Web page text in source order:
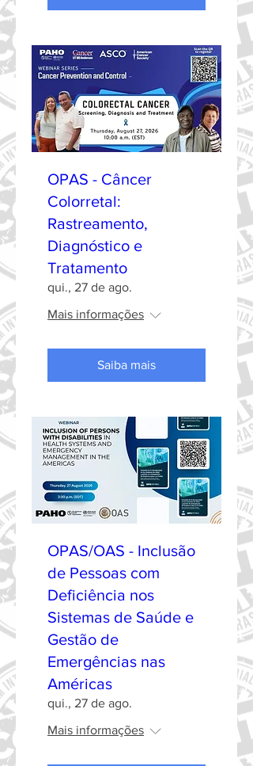
OPAS - Câncer
Colorretal:
Rastreamento,
Diagnóstico e
Tratamento
qui., 27 de ago.
Mais informações
Saiba mais
OPAS/OAS - Inclusão
de Pessoas com
Deficiência nos
Sistemas de Saúde e
Gestão de
Emergências nas
Américas
qui., 27 de ago.
Mais informações